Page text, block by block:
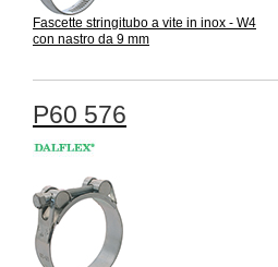
Fascette stringitubo a vite in inox - W4
con nastro da 9 mm
P60 576